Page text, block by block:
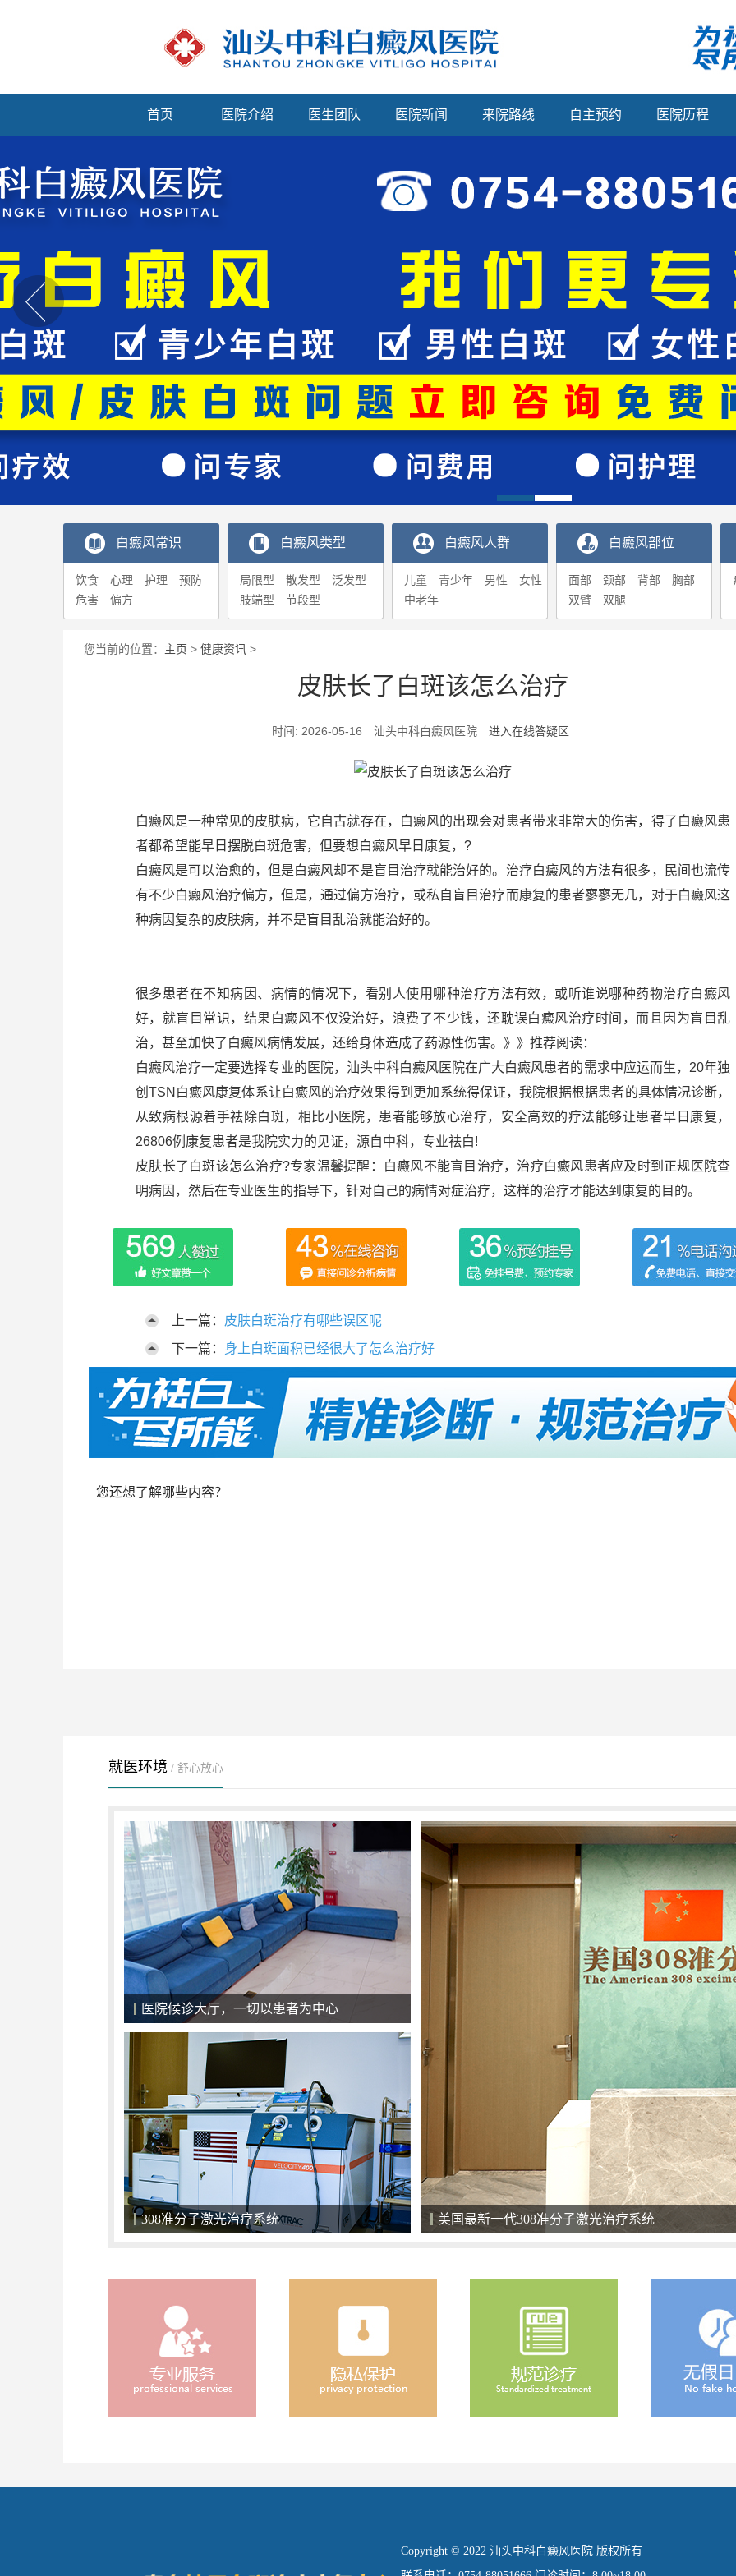
首页 医院介绍 医生团队 医院新闻 来院路线 自主预约 医院历程
白癜风常识
饮食 心理 护理
预防
危害
偏方
白癜风类型
局限型 散发型
泛发型
肢端型
节段型
白癜风人群
儿童 青少年 男性
女性
中老年
白癜风部位
面部 颈部 背部
胸部
双臂
双腿
您当前的位置： 主页 > 健康资讯 >
皮肤长了白斑该怎么治疗
时间: 2026-05-16 汕头中科白癜风医院 进入在线答疑区
白癜风是一种常见的皮肤病，它自古就存在，白癜风的出现会对患者带来非常大的伤害，得了白癜风患
者都希望能早日摆脱白斑危害，但要想白癜风早日康复，?
白癜风是可以治愈的，但是白癜风却不是盲目治疗就能治好的。治疗白癜风的方法有很多，民间也流传
有不少白癜风治疗偏方，但是，通过偏方治疗，或私自盲目治疗而康复的患者寥寥无几，对于白癜风这
种病因复杂的皮肤病，并不是盲目乱治就能治好的。
很多患者在不知病因、病情的情况下，看别人使用哪种治疗方法有效，或听谁说哪种药物治疗白癜风
好，就盲目常识，结果白癜风不仅没治好，浪费了不少钱，还耽误白癜风治疗时间，而且因为盲目乱
治，甚至加快了白癜风病情发展，还给身体造成了药源性伤害。》》推荐阅读：
白癜风治疗一定要选择专业的医院，汕头中科白癜风医院在广大白癜风患者的需求中应运而生，20年独
创TSN白癜风康复体系让白癜风的治疗效果得到更加系统得保证，我院根据根据患者的具体情况诊断，
从致病根源着手祛除白斑，相比小医院，患者能够放心治疗，安全高效的疗法能够让患者早日康复，
26806例康复患者是我院实力的见证，源自中科，专业祛白!
皮肤长了白斑该怎么治疗?专家温馨提醒：白癜风不能盲目治疗，治疗白癜风患者应及时到正规医院查
明病因，然后在专业医生的指导下，针对自己的病情对症治疗，这样的治疗才能达到康复的目的。
上一篇： 皮肤白斑治疗有哪些误区呢
下一篇： 身上白斑面积已经很大了怎么治疗好
您还想了解哪些内容？
就医环境 / 舒心放心
强大的专家团队，病情康复的保证
关爱儿童，小天使们不应该被区别对待 清净的住院环境，给患者舒心恢复的空间
Copyright © 2022 汕头中科白癜风医院 版权所有